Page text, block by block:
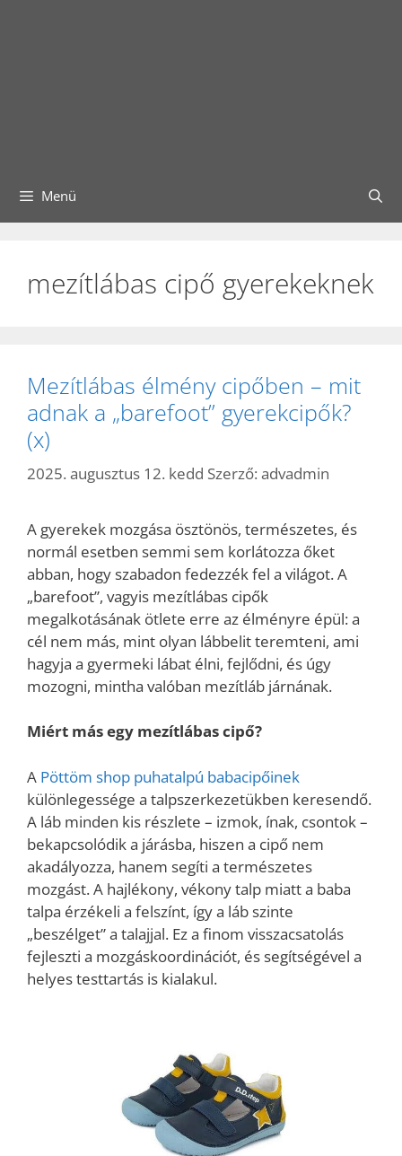
Menü
mezítlábas cipő gyerekeknek
Mezítlábas élmény cipőben – mit
adnak a „barefoot” gyerekcipők?
(x)
2025. augusztus 12. kedd Szerző: advadmin
A gyerekek mozgása ösztönös, természetes, és
normál esetben semmi sem korlátozza őket
abban, hogy szabadon fedezzék fel a világot. A
„barefoot”, vagyis mezítlábas cipők
megalkotásának ötlete erre az élményre épül: a
cél nem más, mint olyan lábbelit teremteni, ami
hagyja a gyermeki lábat élni, fejlődni, és úgy
mozogni, mintha valóban mezítláb járnának.
Miért más egy mezítlábas cipő?
A Pöttöm shop puhatalpú babacipőinek
különlegessége a talpszerkezetükben keresendő.
A láb minden kis részlete – izmok, ínak, csontok –
bekapcsolódik a járásba, hiszen a cipő nem
akadályozza, hanem segíti a természetes
mozgást. A hajlékony, vékony talp miatt a baba
talpa érzékeli a felszínt, így a láb szinte
„beszélget” a talajjal. Ez a finom visszacsatolás
fejleszti a mozgáskoordinációt, és segítségével a
helyes testtartás is kialakul.